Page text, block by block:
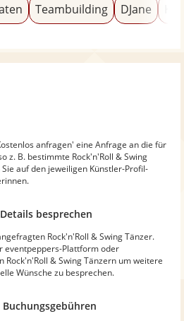
Teambuilding DJane
anfragen' eine Anfrage an die für
z. B. bestimmte Rock'n'Roll & Swing
auf den jeweiligen Künstler-Profil-
besprechen
Rock'n'Roll & Swing Tänzer.
eventpeppers-Plattform oder
& Swing Tänzern um weitere
Wünsche zu besprechen.